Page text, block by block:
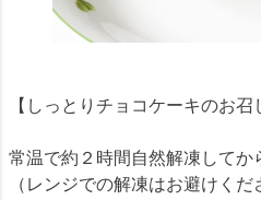
【しっとりチョコケーキのお召
常温で約２時間自然解凍してか
（レンジでの解凍はお避けくだ